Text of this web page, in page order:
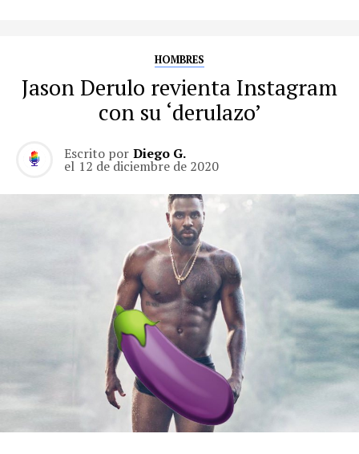
HOMBRES
Jason Derulo revienta Instagram
con su ‘derulazo’
Escrito por Diego G.
el 12 de diciembre de 2020